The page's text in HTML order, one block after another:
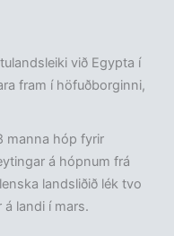
við Egypta í
fram í höfuðborginni,
manna hóp fyrir
á hópnum frá
landsliðið lék tvo
landi í mars.